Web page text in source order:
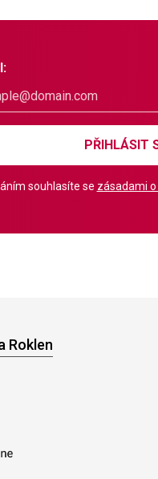
PŘIHLÁSIT
souhlasíte se zásadami o
Roklen